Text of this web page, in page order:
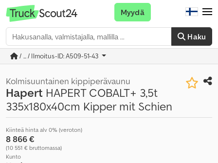
Haku
Myydä
/ ... / Ilmoitus-ID: A509-51-43
Kolmisuuntainen kippiperävaunu
Hapert HAPERT COBALT+ 3,5t
335x180x40cm Kipper mit Schien
Kiinteä hinta alv 0% (veroton)
8 866 €
(10 551 € bruttomassa)
Kunto